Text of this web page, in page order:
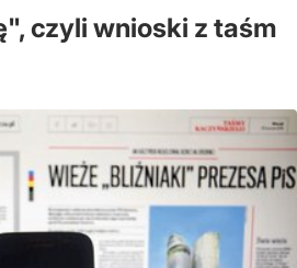
czyli wnioski z taśm